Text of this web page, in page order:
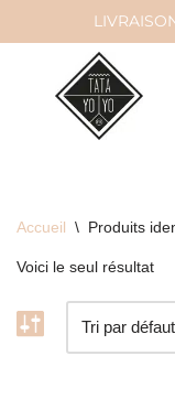
contenu
Accueil \ Produits
Voici le seul résultat